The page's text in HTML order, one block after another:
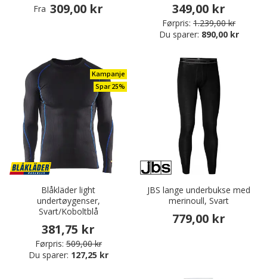
Fra 309,00 kr 349,00 kr
Førpris: 1.239,00 kr
Du sparer: 890,00 kr
Kampanje
Spar 25%
Blåkläder light
undertøygenser,
Svart/Koboltblå
381,75 kr
Førpris: 509,00 kr
Du sparer: 127,25 kr
JBS lange underbukse med
merinoull, Svart
779,00 kr